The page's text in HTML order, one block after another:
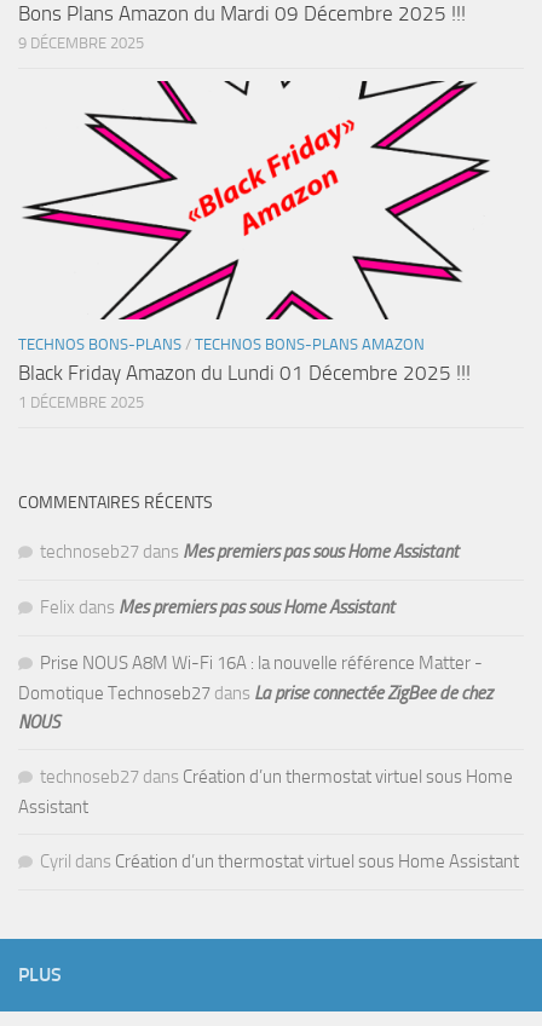
Bons Plans Amazon du Mardi 09 Décembre 2025 !!!
9 DÉCEMBRE 2025
TECHNOS BONS-PLANS / TECHNOS BONS-PLANS AMAZON
Black Friday Amazon du Lundi 01 Décembre 2025 !!!
1 DÉCEMBRE 2025
COMMENTAIRES RÉCENTS
technoseb27 dans Mes premiers pas sous Home Assistant
Felix dans Mes premiers pas sous Home Assistant
Prise NOUS A8M Wi-Fi 16A : la nouvelle référence Matter -
Domotique Technoseb27 dans La prise connectée ZigBee de chez
NOUS
technoseb27 dans Création d’un thermostat virtuel sous Home
Assistant
Cyril dans Création d’un thermostat virtuel sous Home Assistant
PLUS